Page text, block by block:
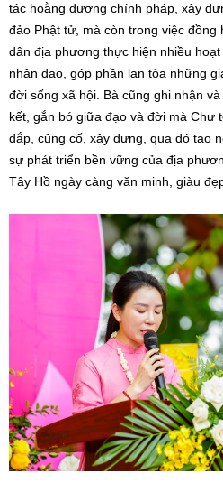
tác hoằng dương chính pháp, xây
đảo Phật tử, mà còn trong việc đồng
dân địa phương thực hiện nhiều
nhân đạo, góp phần lan tỏa những
đời sống xã hội. Bà cũng ghi nhận
kết, gắn bó giữa đạo và đời mà Chư
đắp, củng cố, xây dựng, qua đó tạo
sự phát triển bền vững của địa
Tây Hồ ngày càng văn minh, giàu